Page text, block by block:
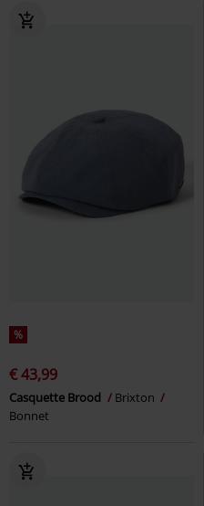
%
€ 43,99
Casquette Brood
Brixton
Bonnet